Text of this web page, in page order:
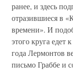
ранее, и здесь
отразившиеся в
времени». И
этого круга едет
года Лермонтов
письмо Граббе и